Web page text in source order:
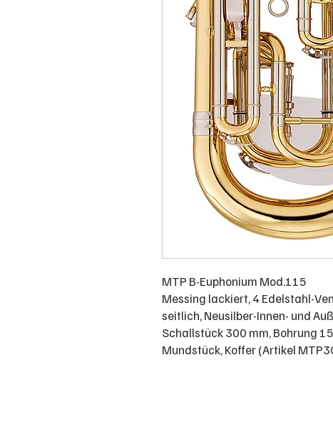
MTP B-Euphonium Mod.115
Messing lackiert, 4 Edelstahl-
seitlich, Neusilber-Innen- und
Schallstück 300 mm, Bohrung
Mundstück, Koffer (Artikel